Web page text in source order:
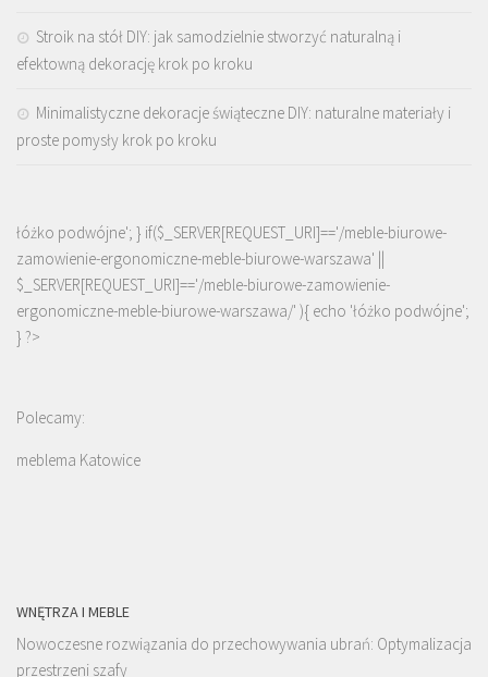
Stroik na stół DIY: jak samodzielnie stworzyć naturalną i
efektowną dekorację krok po kroku
Minimalistyczne dekoracje świąteczne DIY: naturalne materiały i
proste pomysły krok po kroku
łóżko podwójne'; } if($_SERVER[REQUEST_URI]=='/meble-biurowe-
zamowienie-ergonomiczne-meble-biurowe-warszawa' ||
$_SERVER[REQUEST_URI]=='/meble-biurowe-zamowienie-
ergonomiczne-meble-biurowe-warszawa/' ){ echo 'łóżko podwójne';
} ?>
Polecamy:
meblema Katowice
WNĘTRZA I MEBLE
Nowoczesne rozwiązania do przechowywania ubrań: Optymalizacja
przestrzeni szafy